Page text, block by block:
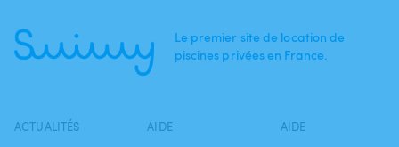
Le premier site de location de
piscines privées en France.
ACTUALITÉS AIDE AIDE